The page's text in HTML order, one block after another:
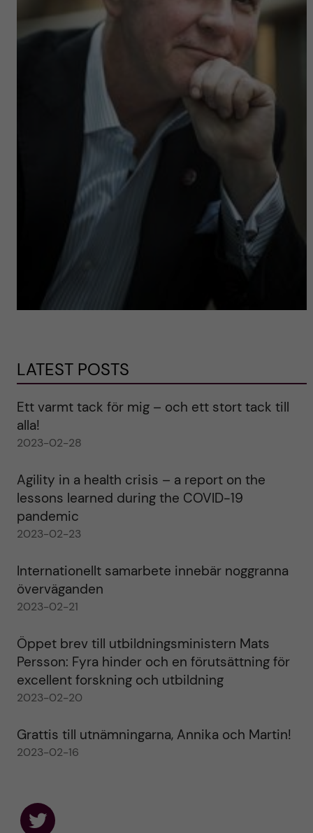
LATEST POSTS
Ett varmt tack för mig – och ett stort tack till
alla!
2023-02-28
Agility in a health crisis – a report on the
lessons learned during the COVID-19
pandemic
2023-02-23
Internationellt samarbete innebär noggranna
överväganden
2023-02-21
Öppet brev till utbildningsministern Mats
Persson: Fyra hinder och en förutsättning för
excellent forskning och utbildning
2023-02-20
Grattis till utnämningarna, Annika och Martin!
2023-02-16